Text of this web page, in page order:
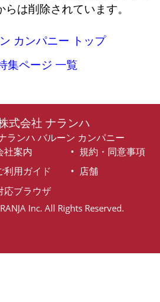
は削除されています。
カンパニー トップ
集ページ 一覧
式会社 ナランハ
ランハ バルーン カンパニー
社案内
規約・同意事項
利用ガイド
店舗
応ブラウザ
Inc. All Rights Reserved.